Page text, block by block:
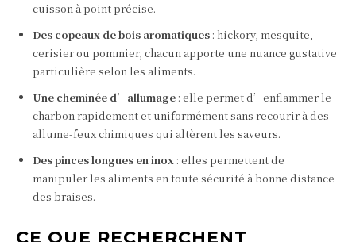
cuisson à point précise.
Des copeaux de bois aromatiques : hickory, mesquite,
cerisier ou pommier, chacun apporte une nuance gustative
particulière selon les aliments.
Une cheminée d’allumage : elle permet d’enflammer le
charbon rapidement et uniformément sans recourir à des
allume-feux chimiques qui altèrent les saveurs.
Des pinces longues en inox : elles permettent de
manipuler les aliments en toute sécurité à bonne distance
des braises.
CE QUE RECHERCHENT